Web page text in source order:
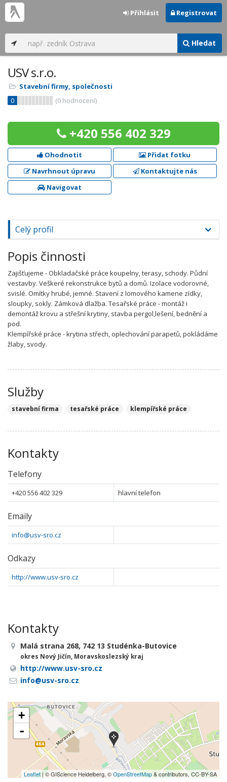
Hledat
Přihlásit Registrovat
USV s.r.o.
Stavební firmy, společnosti
0
(0 hodnocení)
+420 556 402 329
Ohodnotit
Přidat fotku
Navrhnout úpravu
Kontaktujte nás
Navigovat
Celý profil
Popis činnosti
Zajišťujeme - Obkladačské práce koupelny, terasy, schody. Půdní
vestavby. Veškeré rekonstrukce bytů a domů. Izolace vodorovné,
svislé. Omítky hrubé, jemné. Stavení z lomového kamene zídky,
sloupky, sokly. Zámková dlažba. Tesařské práce - montáž i
demontáž krovu a střešní krytiny, stavba pergol,lešení, bednění a
pod.
Klempířské práce - krytina střech, oplechování parapetů, pokládáme
žlaby, svody.
Služby
stavební firma tesařské práce klempířské práce
Kontakty
Telefony
+420 556 402 329 hlavní telefon
Emaily
info@usv-sro.cz
Odkazy
http://www.usv-sro.cz
Kontakty
Malá strana 268, 742 13 Studénka-Butovice
okres Nový Jičín, Moravskoslezský kraj
http://www.usv-sro.cz
info@usv-sro.cz
+
-
Leaflet | © GIScience Heidelberg, ©OpenStreetMap& contributors, CC-BY-SA